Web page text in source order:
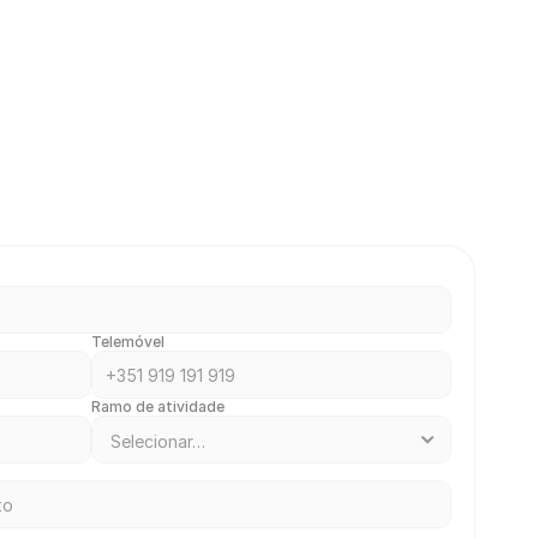
Telemóvel
Ramo de atividade